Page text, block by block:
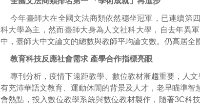
今年臺師大在全國文法商類依然穩坐冠軍，已連續第
科大學為主，然而臺師大身為人文社科大學，自去年異
中，臺師大中文論文的總數與教師平均論文數。仍高居全
教育科技反應社會需求 產學合作指標亮眼
專刊分析，疫情下遠距教學、數位教材漸趨重要，人
有充沛華語文教育、運動休閒的背景及人才，老早瞄準
會熱點，投入數位教學系統與數位教材製作，隨著3C科